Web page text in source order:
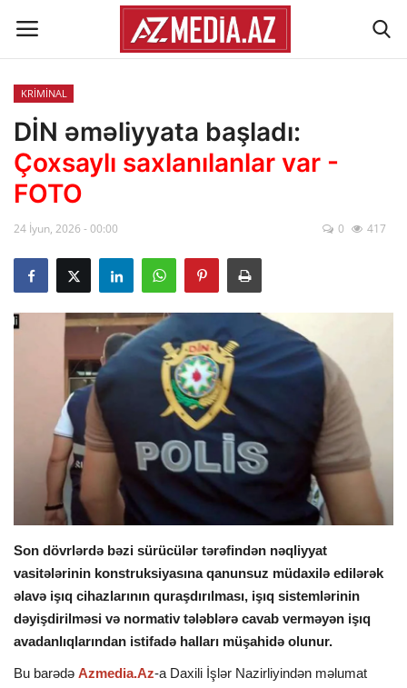
Əlaqə
Xəbər lenti
Reklam
ÖLKƏ
SİYASƏT
İQTİSADİYYAT
İDMAN
DÜNYA
MARAQLI
SAĞLAMLIQ
ŞOU BİZNES
MÜSAHİBƏ
KRİMİNAL
DİN əməliyyata başladı:
Çoxsaylı saxlanılanlar var -
FOTO
24 İyun, 2026 - 00:00 0 417
Son dövrlərdə bəzi sürücülər tərəfindən nəqliyyat
vasitələrinin konstruksiyasına qanunsuz müdaxilə edilərək
əlavə işıq cihazlarının quraşdırılması, işıq sistemlərinin
dəyişdirilməsi və normativ tələblərə cavab verməyən işıq
avadanlıqlarından istifadə halları müşahidə olunur.
Bu barədə Azmedia.Az-a Daxili İşlər Nazirliyindən məlumat